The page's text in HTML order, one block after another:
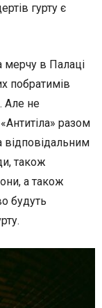
гурту є
мерчу в Палаці
побратимів
Але не
разом
відповідальним
також
а також
будуть